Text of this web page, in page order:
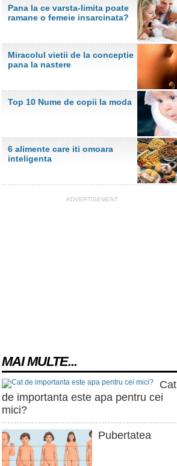
Pana la ce varsta-limita poate
ramane o femeie insarcinata?
Miracolul vietii de la conceptie
pana la nastere
Top 10 Nume de copii la moda
6 alimente care iti omoara
inteligenta
ADVERTISEMENT
MAI MULTE...
Cat
de importanta este apa pentru cei
mici?
Pubertatea